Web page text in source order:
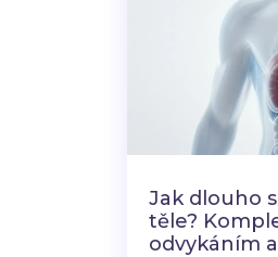
Jak dlouho
těle?
odvykáním